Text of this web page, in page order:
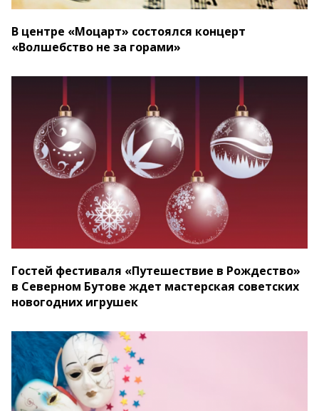
В центре «Моцарт» состоялся концерт
«Волшебство не за горами»
Гостей фестиваля «Путешествие в Рождество»
в Северном Бутове ждет мастерская советских
новогодних игрушек